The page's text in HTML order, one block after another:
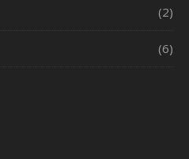
(2)
(6)